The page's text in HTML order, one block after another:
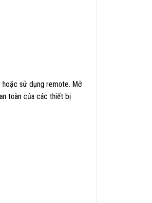
hoặc sử dụng remote. Mở
toàn của các thiết bị